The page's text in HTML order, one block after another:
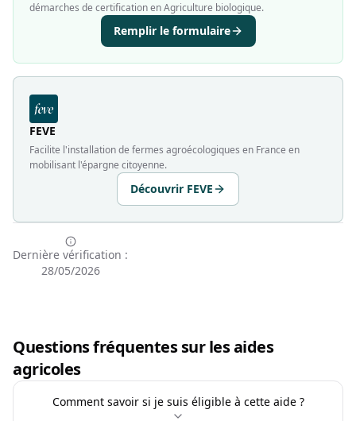
démarches de certification en Agriculture biologique.
Remplir le formulaire
FEVE
Facilite l'installation de fermes agroécologiques en France en
mobilisant l'épargne citoyenne.
Découvrir FEVE
Dernière vérification :
28/05/2026
Questions fréquentes sur les aides
agricoles
Comment savoir si je suis éligible à cette aide ?